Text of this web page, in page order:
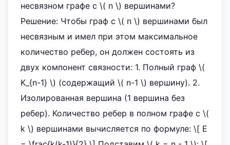
несвязном графе с \( n \) вершинами?
Решение: Чтобы граф с \( n \) вершинами был
несвязным и имел при этом максимальное
количество ребер, он должен состоять из
двух компонент связности: 1. Полный граф \(
K_{n-1} \) (содержащий \( n-1 \) вершину). 2.
Изолированная вершина (1 вершина без
ребер). Количество ребер в полном графе с \(
k \) вершинами вычисляется по формуле: \[ E